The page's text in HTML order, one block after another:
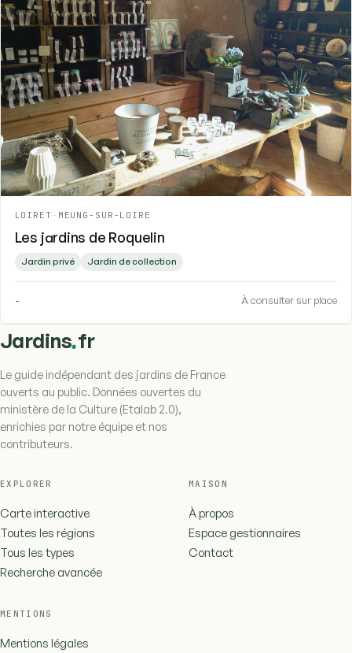
LOIRET - MEUNG-SUR-LOIRE
Les jardins de Roquelin
Jardin privé Jardin de collection
- À consulter sur place
Jardins.fr
Le guide indépendant des jardins de France
ouverts au public. Données ouvertes du
ministère de la Culture (Etalab 2.0),
enrichies par notre équipe et nos
contributeurs.
EXPLORER
Carte interactive
Toutes les régions
Tous les types
Recherche avancée
MAISON
À propos
Espace gestionnaires
Contact
MENTIONS
Mentions légales